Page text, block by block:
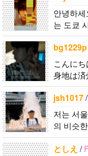
안녕하
는 도쿄
東方神
춘기 JYJ
국어..
bg1229p
こんに
身地は
から興
は文化や
jsh1017/
저는 서
의 비슷
본에 가
다 반대
としえ /